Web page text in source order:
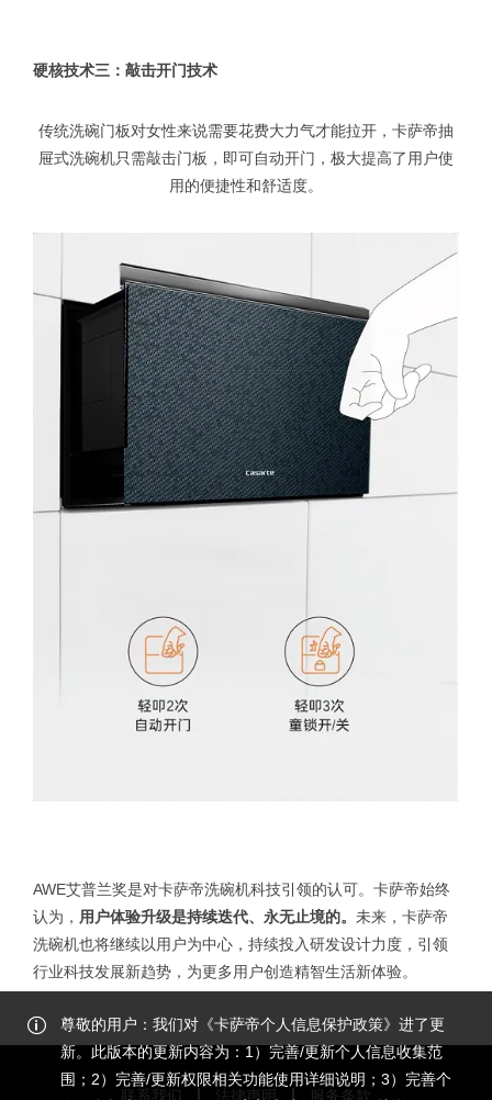
硬核技术三：敲击开门技术
传统洗碗门板对女性来说需要花费大力气才能拉开，卡萨帝抽
屉式洗碗机只需敲击门板，即可自动开门，极大提高了用户使
用的便捷性和舒适度。
AWE艾普兰奖是对卡萨帝洗碗机科技引领的认可。卡萨帝始终
认为， 用户体验升级是持续迭代、永无止境的。 未来，卡萨帝
洗碗机也将继续以用户为中心，持续投入研发设计力度，引领
行业科技发展新趋势，为更多用户创造精智生活新体验。
联系我们 法律声明 服务条款
尊敬的用户：我们对《卡萨帝个人信息保护政策》进了更
新。此版本的更新内容为：1）完善/更新个人信息收集范
围；2）完善/更新权限相关功能使用详细说明；3）完善个